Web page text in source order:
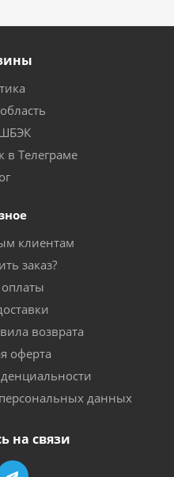
в Телеграме
клиентам
заказ?
возврата
оферта
данных
на связи